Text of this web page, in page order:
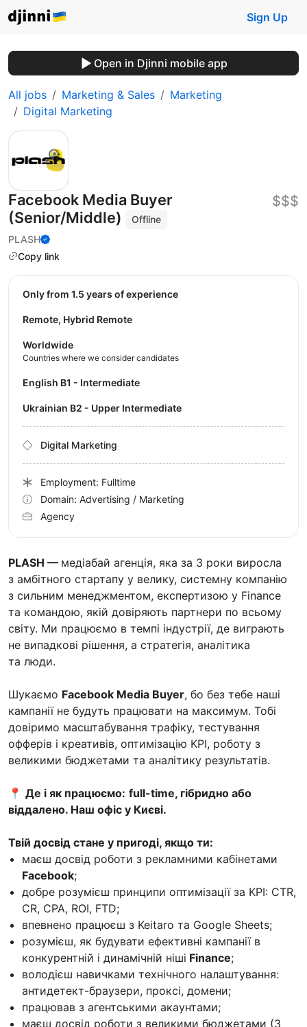
Sign Up
Open in Djinni mobile app
All jobs Marketing & Sales
Marketing
Digital Marketing
Facebook Media Buyer
(Senior/Middle)
Offline
PLASH
Copy link
$$$
PLASH — медіабай агенція, яка за 3 роки виросла
з амбітного стартапу у велику, системну компанію
з сильним менеджментом, експертизою у Finance
та командою, якій довіряють партнери по всьому
світу. Ми працюємо в темпі індустрії, де виграють
не випадкові рішення, а стратегія, аналітика
та люди.
Шукаємо Facebook Media Buyer, бо без тебе наші
кампанії не будуть працювати на максимум. Тобі
довіримо масштабування трафіку, тестування
офферів і креативів, оптимізацію KPI, роботу з
великими бюджетами та аналітику результатів.
📍 Де і як працюємо: full-time, гібридно або
віддалено. Наш офіс у Києві.
Твій досвід стане у пригоді, якщо ти:
маєш досвід роботи з рекламними кабінетами
Facebook;
добре розумієш принципи оптимізації за KPI: CTR,
CR, CPA, ROI, FTD;
впевнено працюєш з Keitaro та Google Sheets;
розумієш, як будувати ефективні кампанії в
конкурентній і динамічній ніші Finance;
володієш навичками технічного налаштування:
антидетект-браузери, проксі, домени;
працював з агентськими акаунтами;
маєш досвід роботи з великими бюджетами (3
Only from 1.5 years of experience
Remote, Hybrid Remote
Worldwide
Countries where we consider candidates
English B1 - Intermediate
Ukrainian B2 - Upper Intermediate
Digital Marketing
Employment: Fulltime
Domain: Advertising / Marketing
Agency